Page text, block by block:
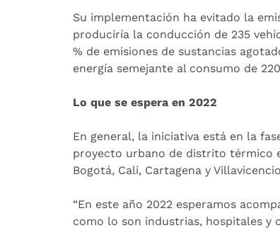
Su implementación ha evitado la
produciría la conducción de 235
% de emisiones de sustancias
energía semejante al consumo de
Lo que se espera en 2022
En general, la iniciativa está en la
proyecto urbano de distrito térmico
Bogotá, Cali, Cartagena y
“En este año 2022 esperamos
como lo son industrias, hospitales y